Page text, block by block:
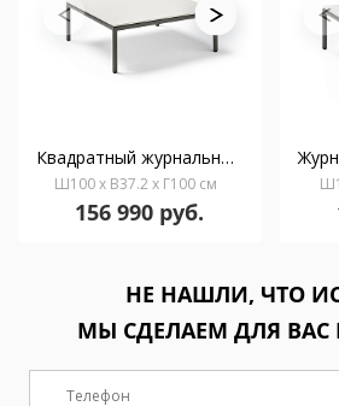
Квадратный журнальный столик 100 х100 Long Island
Ш100 x В37.2 x Г100 см
156 990 руб.
НЕ НАШЛИ, ЧТО
МЫ СДЕЛАЕМ ДЛЯ ВАС